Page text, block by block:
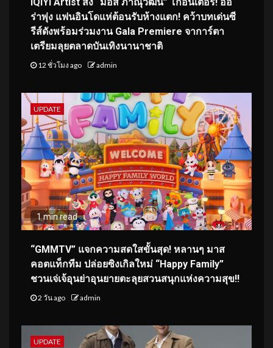
ร่าพุ่ง แฟนอินโดแห่ต้อนรับห้างแตก! คว้าบทเด่นซี
รีส์ดังพร้อมร่วมงาน Gala Premiere จาการ์ตา
เตรียมลุยตลาดบันเทิงนานาชาติ
12 ชั่วโมง ago admin
UPDATE
1 min read
“GMMTV” แจกความสดใสขั้นสุด! หลานๆ มาส
คอตแท็กทีม ปล่อยซิงเกิลใหม่ “Happy Family”
ชวนเจ่เจ้อุนย่าอุนยายตะลุยสวนสนุกแห่งความสุข!!
2 วัน ago admin
UPDATE